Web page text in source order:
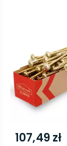
107,49 zł